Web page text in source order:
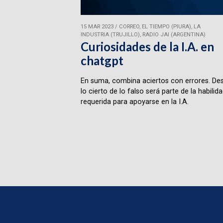
15 MAR 2023/ CORREO, EL TIEMPO (PIURA), LA
INDUSTRIA (TRUJILLO), RADIO JAI (ARGENTINA)
Curiosidades de la I.A. en
chatgpt
En suma, combina aciertos con errores.
lo cierto de lo falso será parte de la
requerida para apoyarse en la I.A.